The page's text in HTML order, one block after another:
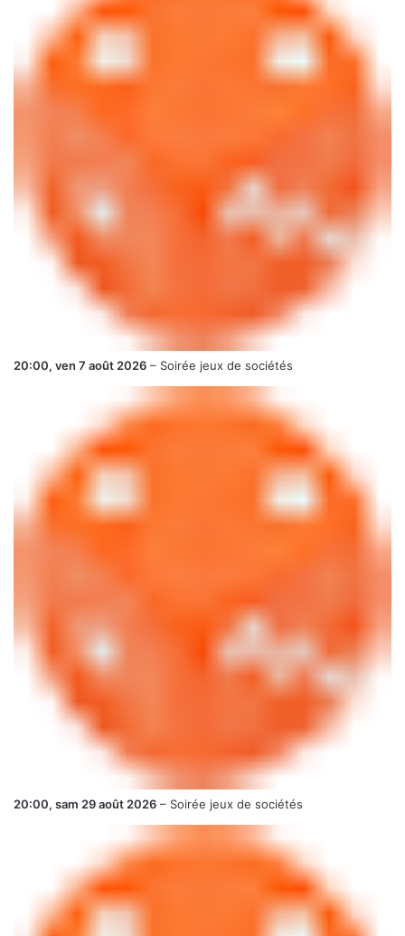
20:00, ven 7 août 2026 – Soirée jeux de sociétés
20:00, sam 29 août 2026 – Soirée jeux de sociétés